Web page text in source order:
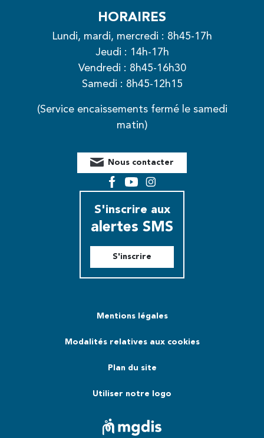
HORAIRES
Lundi, mardi, mercredi : 8h45-17h
Jeudi : 14h-17h
Vendredi : 8h45-16h30
Samedi : 8h45-12h15
(Service encaissements fermé le samedi
matin)
Nous contacter
FacebookYouTubeInstagram
S'inscrire aux
alertes SMS
S'inscrire
Mentions légales
Modalités relatives aux cookies
Plan du site
Utiliser notre logo